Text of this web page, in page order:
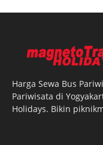
Harga Sewa Bus
Pariwisata di
Holidays. Bikin